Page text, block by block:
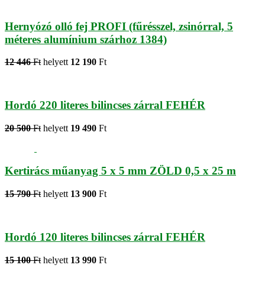
Hernyózó olló fej PROFI (fűrésszel, zsinórral, 5
méteres alumínium szárhoz 1384)
12 446 Ft helyett 12 190 Ft
Hordó 220 literes bilincses zárral FEHÉR
20 500 Ft helyett 19 490 Ft
Kertirács műanyag 5 x 5 mm ZÖLD 0,5 x 25 m
15 790 Ft helyett 13 900 Ft
Hordó 120 literes bilincses zárral FEHÉR
15 100 Ft helyett 13 990 Ft